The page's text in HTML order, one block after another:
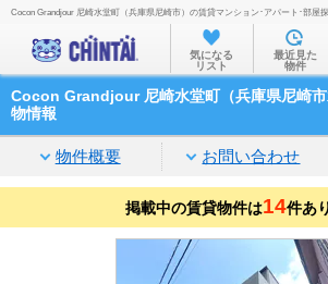
お部屋を探す
沿線・駅から
住所から
家賃相場から
通勤通学時間
物件特集から
不動産会社か
Cocon Grandjour 尼崎水堂町（兵庫県尼崎市）の賃貸マンション･アパート･部屋
気になる
リスト
最近見た
物件
Cocon Grandjour 尼崎水堂町（兵庫県尼崎
物情報
物件概要 お問い合わせ
掲載中の賃貸物件は14件あ